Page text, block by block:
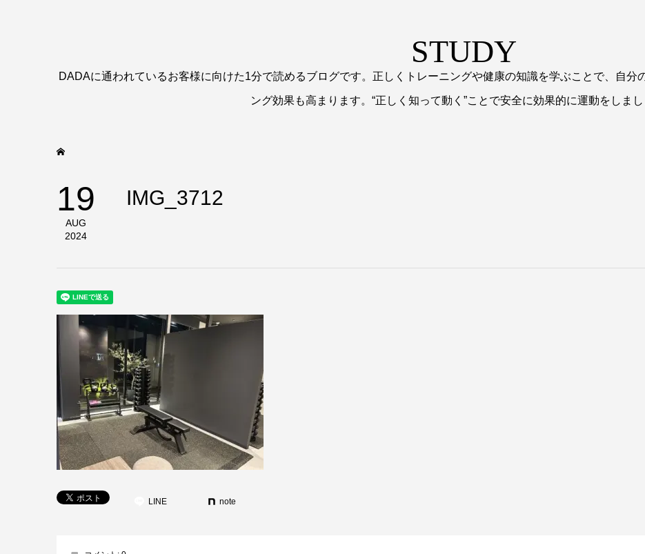
STUDY
DADAに通われているお客様に向けた1分で読めるブログです。正しくトレーニングや健康の知識を学ぶことで、自分
ング効果も高まります。“正しく知って動く”ことで安全に効果的に運動をしまし
19
AUG
2024
IMG_3712
LINE note